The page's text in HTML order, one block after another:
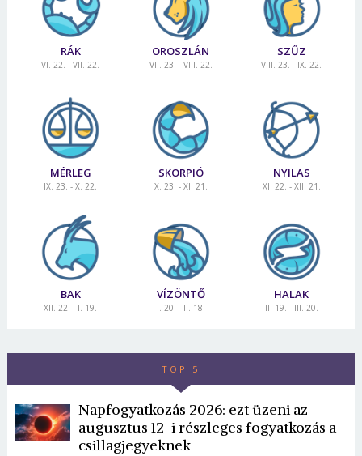
RÁK
VI. 22. - VII. 22.
OROSZLÁN
VII. 23. - VIII. 22.
SZŰZ
VIII. 23. - IX. 22.
MÉRLEG
IX. 23. - X. 22.
SKORPIÓ
X. 23. - XI. 21.
NYILAS
XI. 22. - XII. 21.
BAK
XII. 22. - I. 19.
VÍZÖNTŐ
I. 20. - II. 18.
HALAK
II. 19. - III. 20.
TOP 5
Napfogyatkozás 2026: ezt üzeni az
augusztus 12-i részleges fogyatkozás a
csillagjegyeknek